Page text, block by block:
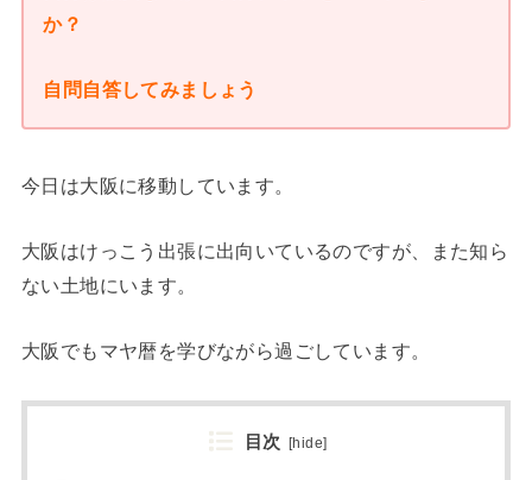
か？
自問自答してみましょう
今日は大阪に移動しています。
大阪はけっこう出張に出向いているのですが、また知ら
ない土地にいます。
大阪でもマヤ暦を学びながら過ごしています。
目次 [hide]